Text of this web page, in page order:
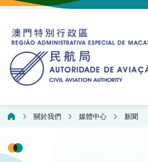
關於我們 媒體中心 新聞